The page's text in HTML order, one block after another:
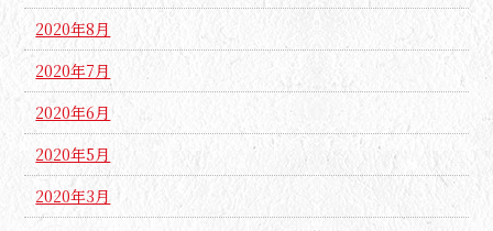
2020年8月
2020年7月
2020年6月
2020年5月
2020年3月